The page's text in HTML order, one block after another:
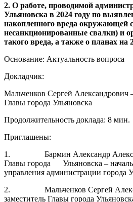
2. О работе, проводимой
Ульяновска в 2024 году по
накопленного вреда окружающей
несанкционированные свалки) и
такого вреда, а также о планах на
Основание: Актуальность вопроса
Докладчик:
Мальченков Сергей Александрович
Главы города Ульяновска
Продолжительность доклада: 8 мин.
Приглашены:
1. Бармин Александр
Главы города Ульяновска –
управления администрации города
2. Мальченков Сергей
заместитель Главы города